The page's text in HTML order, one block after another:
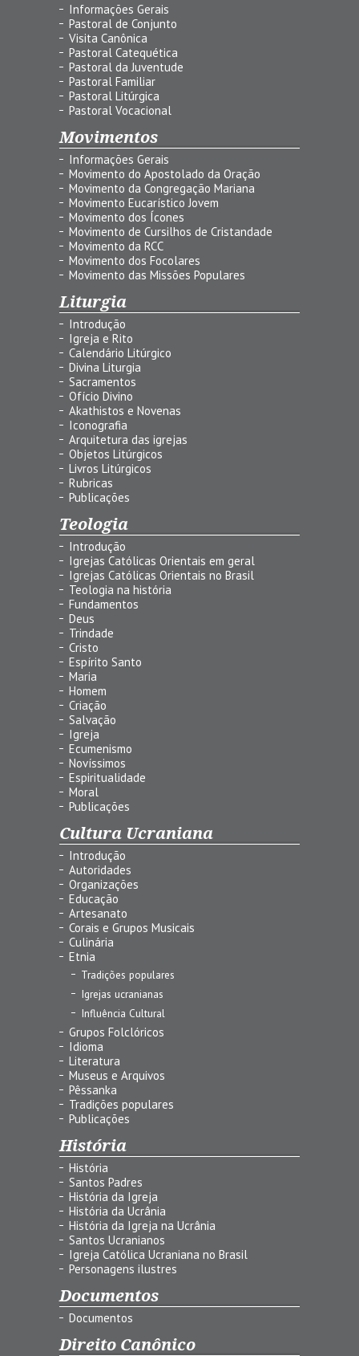
Informações Gerais
Pastoral de Conjunto
Visita Canônica
Pastoral Catequética
Pastoral da Juventude
Pastoral Familiar
Pastoral Litúrgica
Pastoral Vocacional
Movimentos
Informações Gerais
Movimento do Apostolado da Oração
Movimento da Congregação Mariana
Movimento Eucarístico Jovem
Movimento dos Ícones
Movimento de Cursilhos de Cristandade
Movimento da RCC
Movimento dos Focolares
Movimento das Missões Populares
Liturgia
Introdução
Igreja e Rito
Calendário Litúrgico
Divina Liturgia
Sacramentos
Ofício Divino
Akathistos e Novenas
Iconografia
Arquitetura das igrejas
Objetos Litúrgicos
Livros Litúrgicos
Rubricas
Publicações
Teologia
Introdução
Igrejas Católicas Orientais em geral
Igrejas Católicas Orientais no Brasil
Teologia na história
Fundamentos
Deus
Trindade
Cristo
Espírito Santo
Maria
Homem
Criação
Salvação
Igreja
Ecumenismo
Novíssimos
Espiritualidade
Moral
Publicações
Cultura Ucraniana
Introdução
Autoridades
Organizações
Educação
Artesanato
Corais e Grupos Musicais
Culinária
Etnia
Tradições populares
Igrejas ucranianas
Influência Cultural
Grupos Folclóricos
Idioma
Literatura
Museus e Arquivos
Pêssanka
Tradições populares
Publicações
História
História
Santos Padres
História da Igreja
História da Ucrânia
História da Igreja na Ucrânia
Santos Ucranianos
Igreja Católica Ucraniana no Brasil
Personagens ilustres
Documentos
Documentos
Direito Canônico